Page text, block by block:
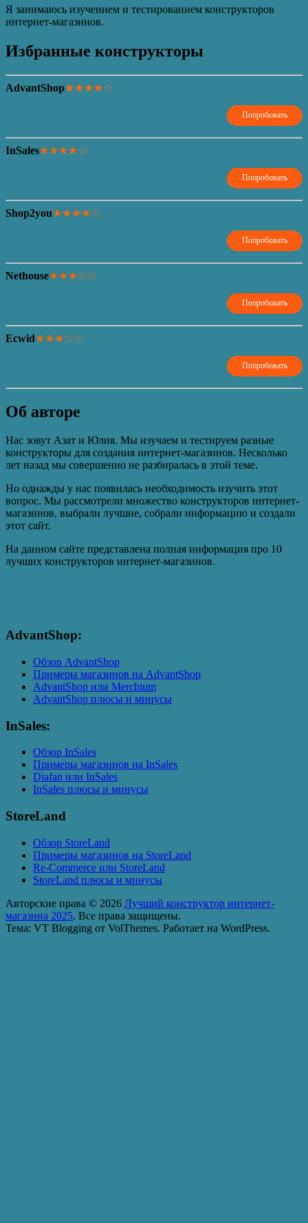
Я занимаюсь изучением и тестированием конструкторов
интернет-магазинов.
Избранные конструкторы
AdvantShop★★★★☆
Попробовать
InSales★★★★☆
Попробовать
Shop2you★★★★☆
Попробовать
Nethouse★★★☆☆
Попробовать
Ecwid★★★☆☆
Попробовать
Об авторе
Нас зовут Азат и Юлия. Мы изучаем и тестируем разные
конструкторы для создания интернет-магазинов. Несколько
лет назад мы совершенно не разбиралась в этой теме.
Но однажды у нас появилась необходимость изучить этот
вопрос. Мы рассмотрели множество конструкторов интернет-
магазинов, выбрали лучшие, собрали информацию и создали
этот сайт.
На данном сайте представлена полная информация про 10
лучших конструкторов интернет-магазинов.
AdvantShop:
Обзор AdvantShop
Примеры магазинов на AdvantShop
AdvantShop или Merchium
AdvantShop плюсы и минусы
InSales:
Обзор InSales
Примеры магазинов на InSales
Diafan или InSales
InSales плюсы и минусы
StoreLand
Обзор StoreLand
Примеры магазинов на StoreLand
Re-Commerce или StoreLand
StoreLand плюсы и минусы
Авторские права © 2026 Лучший конструктор интернет-
магазина 2025. Все права защищены.
Тема: VT Blogging от VolThemes. Работает на WordPress.